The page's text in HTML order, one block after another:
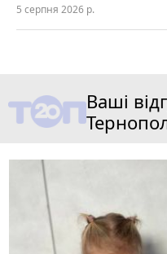
5 серпня 2026 р.
Ваші